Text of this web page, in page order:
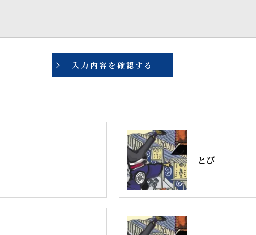
・利用停止の手続を定めさせて頂いております。
手続きにつきましては、お電話でお問合せ下さい。
とび